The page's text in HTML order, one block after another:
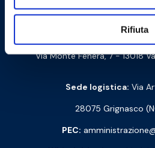
Rifiuta
Barberi Rubinetterie
Cod. Fisc. e P. IVA:
Via Monte Fenera, 7 - 13018
Sede logistica: Via
28075 Grignasco
PEC: